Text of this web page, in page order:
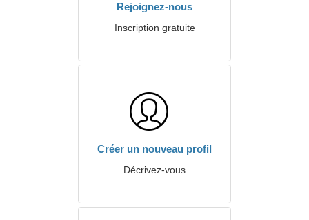
Rejoignez-nous
Inscription gratuite
Créer un nouveau profil
Décrivez-vous